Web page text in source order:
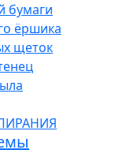
бумаги
ёршика
щеток